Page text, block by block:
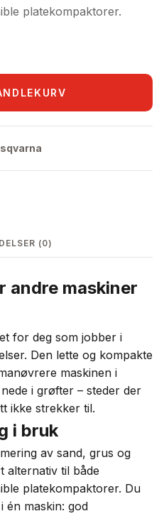
platekompaktorer.
(0)
andre maskiner
for deg som jobber i
Den lette og kompakte
maskinen i
i grøfter – steder der
ikke strekker til.
i bruk
av sand, grus og
alternativ til både
platekompaktorer. Du
én maskin: god